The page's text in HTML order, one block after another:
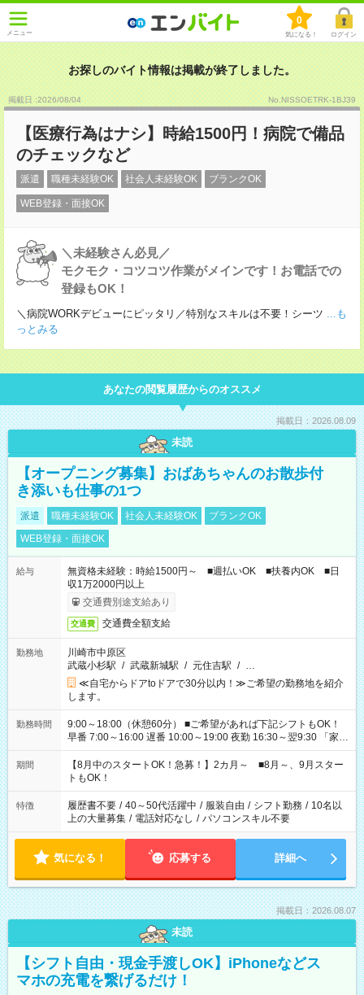
メニュー
0
気になる！ ログイン
お探しのバイト情報は掲載が終了しました。
掲載日 :2026/08/04 No.NISSOETRK-1BJ39
【医療行為はナシ】時給1500円！病院で備品
のチェックなど
派遣 職種未経験OK 社会人未経験OK ブランクOK
WEB登録・面接OK
＼未経験さん必見／
モクモク・コツコツ作業がメインです！お電話での
登録もOK！
＼病院WORKデビューにピッタリ／特別なスキルは不要！シーツ ...も
っとみる
あなたの閲覧履歴からのオススメ
掲載日：2026.08.09
未読
【オープニング募集】おばあちゃんのお散歩付
き添いも仕事の1つ
派遣 職種未経験OK 社会人未経験OK
ブランクOK
WEB登録・面接OK
給与
無資格未経験：時給1500円～ ■週払いOK ■扶養内OK ■日
収1万2000円以上
交通費別途支給あり
交通費 交通費全額支給
勤務地
川崎市中原区
武蔵小杉駅 / 武蔵新城駅 / 元住吉駅 / …
≪自宅からドアtoドアで30分以内！≫ご希望の勤務地を紹介
します。
勤務時間
9:00～18:00（休憩60分） ■ご希望があれば下記シフトもOK！
早番 7:00～16:00 遅番 10:00～19:00 夜勤 16:30～翌9:30 「家族
と休みを合わせたい」 「余裕を持って夕飯の準備がしたい」
「できれば残業はしたくない」 など、ご希望を教えてください
ね。 ※Wワーク希望の方へ 今ご覧のお仕事で希望する勤務時間
と、もう1つのお仕事の勤務時間。 合計で週40時間を超える場
合は応募できません。
期間
【8月中のスタートOK！急募！】2カ月～ ■8月～、9月スター
トもOK！
特徴 履歴書不要 / 40～50代活躍中 / 服装自由 / シフト勤務 / 10名以
上の大量募集 / 電話対応なし / パソコンスキル不要
気になる！ 応募する 詳細へ
掲載日：2026.08.07
未読
【シフト自由・現金手渡しOK】iPhoneなどス
マホの充電を繋げるだけ！